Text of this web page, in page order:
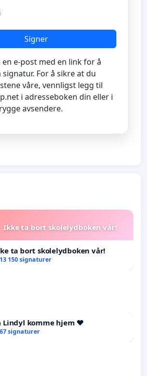
Signer
e-post med en link for å
For å sikre at du
våre, vennligst legg til
i adresseboken din eller i
avsendere.
Ikke ta bort skolelydboken vår!
ta bort skolelydboken vår!
13 150 signaturer
Lindyl komme hjem ❤️
67 signaturer